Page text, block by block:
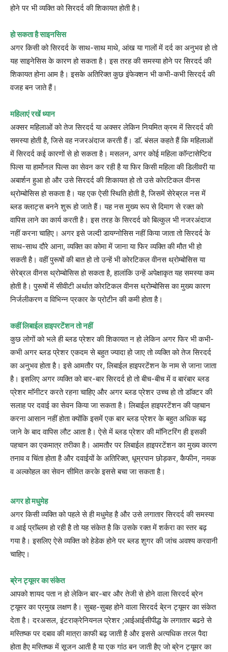
होने पर भी व्यक्ति को सिरदर्द की शिकायत होती है।
हो सकता है साइनसिस
अगर किसी को सिरदर्द के साथ-साथ माथे, आंख या गालों में दर्द का अनुभव हो तो
यह साइनेसिस के कारण हो सकता है। इस तरह की समस्या होने पर सिरदर्द की
शिकायत होना आम है। इसके अतिरिक्त कुछ इंफेक्शन भी कभी-कभी सिरदर्द की
वजह बन जाते हैं।
महिलाएं रखें ध्यान
अक्सर महिलाओं को तेज सिरदर्द या अक्सर लेकिन नियमित क्रम में सिरदर्द की
समस्या होती है, जिसे वह नजरअंदाज करती हैं। डाॅ. बंसल कहते हैं कि महिलाओं
में सिरदर्द कई कारणों से हो सकता है। मसलन, अगर कोई महिला काॅन्टासेप्टिव
पिल्स या हार्मोनल पिल्स का सेवन कर रही है या फिर किसी महिला की डिलीवरी या
अबार्शन हुआ हो और उसे सिरदर्द की शिकायत हो तो उसे कोरटिकल वीनस
थ्रोम्बोसिस हो सकता है। यह एक ऐसी स्थिति होती है, जिसमें सेरेब्रल नस में
ब्लड क्लाट्स बनने शुरू हो जाते हैं। यह नस मुख्य रूप से दिमाग से रक्त को
वापिस लाने का कार्य करती है। इस तरह के सिरदर्द को बिल्कुल भी नजरअंदाज
नहीं करना चाहिए। अगर इसे जल्दी डायग्नोसिस नहीं किया जाता तो सिरदर्द के
साथ-साथ दौरे आना, व्यक्ति का कोमा में जाना या फिर व्यक्ति की मौत भी हो
सकती है। वहीं पुरूषों की बात हो तो उन्हें भी कोरटिकल वीनस थ्रोम्बोसिस या
सेरेब्रल वीनस थ्रोम्बोसिस हो सकता है, हालांकि उन्हें अपेक्षाकृत यह समस्या कम
होती है। पुरूषों में सीवीटी अर्थात कोरटिकल वीनस थ्रोम्बोसिस का मुख्य कारण
निर्जलीकरण व विभिन्न प्रकार के प्रोटीन की कमी होता है।
कहीं लिबाईल हाइपरटेंशन तो नहीं
कुछ लोगों को भले ही ब्लड प्रेशर की शिकायत न हो लेकिन अगर फिर भी कभी-
कभी अगर ब्लड प्रेशर एकदम से बहुत ज्यादा हो जाए तो व्यक्ति को तेज सिरदर्द
का अनुभव होता है। इसे आमतौर पर, लिबाईल हाइपरटेंशन के नाम से जाना जाता
है। इसलिए अगर व्यक्ति को बार-बार सिरदर्द हो तो बीच-बीच में व बारंबार ब्लड
प्रेशर माॅनीटर करते रहना चाहिए और अगर ब्लड प्रेशर उच्च हो तो डाॅक्टर की
सलाह पर दवाई का सेवन किया जा सकता है। लिबाईल हाइपरटेंशन की पहचान
करना आसान नहीं होता क्योंकि इसमें एक बार ब्लड प्रेशर के बहुत अधिक बढ़
जाने के बाद वापिस लौट आता है। ऐसे में ब्लड प्रेशर की माॅनिटरिंग ही इसकी
पहचान का एकमात्र तरीका है। आमतौर पर लिबाईल हाइपरटेंशन का मुख्य कारण
तनाव व चिंता होता है और दवाईयों के अतिरिक्त, धूम्रपान छोड़कर, कैफीन, नमक
व अल्कोहल का सेवन सीमित करके इससे बचा जा सकता है।
अगर हो मधुमेह
अगर किसी व्यक्ति को पहले से ही मधुमेह है और उसे लगातार सिरदर्द की समस्या
व आई प्राॅब्लम हो रही है तो यह संकेत है कि उसके रक्त में शर्करा का स्तर बढ़
गया है। इसलिए ऐसे व्यक्ति को हेडेक होने पर ब्लड शुगर की जांच अवश्य करवानी
चाहिए।
ब्रेन ट्यूमर का संकेत
आपको शायद पता न हो लेकिन बार-बार और तेजी से होने वाला सिरदर्द ब्रेन
ट्यूमर का प्रमुख लक्षण है। सुबह-सुबह होने वाला सिरदर्द बे्रन ट्यूमर का संकेत
देता है। दरअसल, इंटराक्रेनियनल प्रेशर ;आईआईसीपीद्ध के लगातार बढऩे से
मस्तिष्क पर दबाव की मात्रा काफी बढ़ जाती है और इससे अत्यधिक तरल पैदा
होता हैए मस्तिष्क में सूजन आती है या एक गांठ बन जाती हैए जो ब्रेन ट्यूमर का